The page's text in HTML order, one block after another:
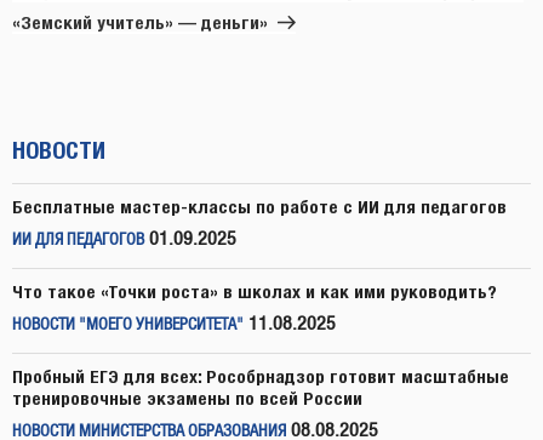
«Земский учитель» — деньги»
НОВОСТИ
Бесплатные мастер-классы по работе с ИИ для педагогов
ИИ ДЛЯ ПЕДАГОГОВ 01.09.2025
Что такое «Точки роста» в школах и как ими руководить?
НОВОСТИ "МОЕГО УНИВЕРСИТЕТА" 11.08.2025
Пробный ЕГЭ для всех: Рособрнадзор готовит масштабные
тренировочные экзамены по всей России
НОВОСТИ МИНИСТЕРСТВА ОБРАЗОВАНИЯ 08.08.2025